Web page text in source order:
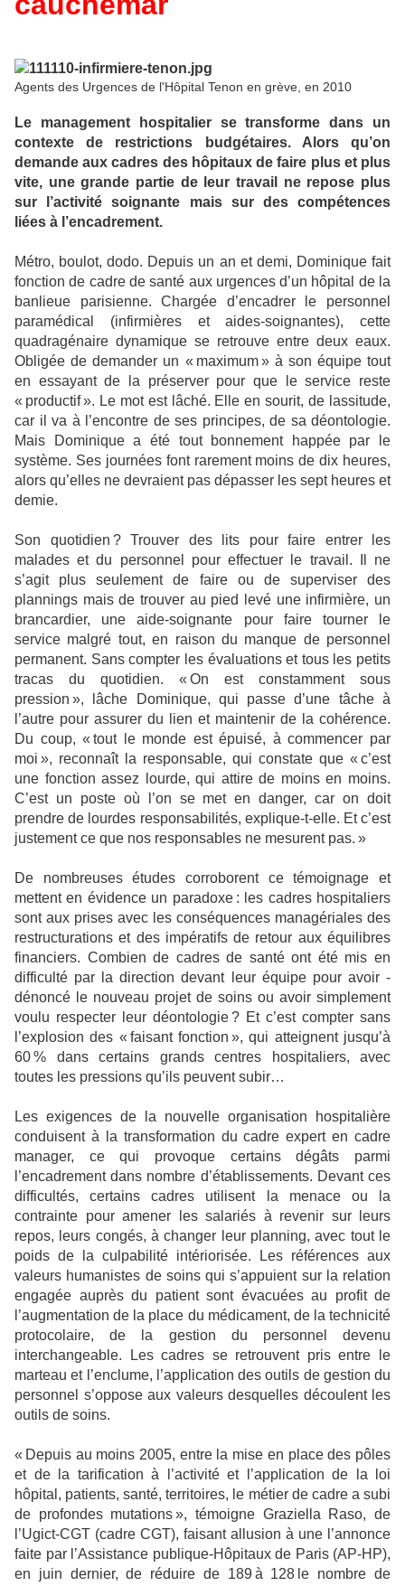
Agents des Urgences de l'Hôpital Tenon en grève, en 2010
Le management hospitalier se transforme dans un
contexte de restrictions budgétaires. Alors qu’on
demande aux cadres des hôpitaux de faire plus et plus
vite, une grande partie de leur travail ne repose plus
sur l’activité soignante mais sur des compétences
liées à l’encadrement.
Métro, boulot, dodo. Depuis un an et demi, Dominique fait
fonction de cadre de santé aux urgences d’un hôpital de la
banlieue parisienne. Chargée d’encadrer le personnel
paramédical (infirmières et aides-soignantes), cette
quadragénaire dynamique se retrouve entre deux eaux.
Obligée de demander un « maximum » à son équipe tout
en essayant de la préserver pour que le service reste
« productif ». Le mot est lâché. Elle en sourit, de lassitude,
car il va à l’encontre de ses principes, de sa déontologie.
Mais Dominique a été tout bonnement happée par le
système. Ses journées font rarement moins de dix heures,
alors qu’elles ne devraient pas dépasser les sept heures et
demie.
Son quotidien ? Trouver des lits pour faire entrer les
malades et du personnel pour effectuer le travail. Il ne
s’agit plus seulement de faire ou de superviser des
plannings mais de trouver au pied levé une infirmière, un
brancardier, une aide-soignante pour faire tourner le
service malgré tout, en raison du manque de personnel
permanent. Sans compter les évaluations et tous les petits
tracas du quotidien. « On est constamment sous
pression », lâche Dominique, qui passe d’une tâche à
l’autre pour assurer du lien et maintenir de la cohérence.
Du coup, « tout le monde est épuisé, à commencer par
moi », reconnaît la responsable, qui constate que « c’est
une fonction assez lourde, qui attire de moins en moins.
C’est un poste où l’on se met en danger, car on doit
prendre de lourdes responsabilités, explique-t-elle. Et c’est
justement ce que nos responsables ne mesurent pas. »
De nombreuses études corroborent ce témoignage et
mettent en évidence un paradoxe : les cadres hospitaliers
sont aux prises avec les conséquences managériales des
restructurations et des impératifs de retour aux équilibres
financiers. Combien de cadres de santé ont été mis en
diffi­culté par la direction ­devant leur équipe pour avoir ­
dénoncé le nouveau projet de soins ou avoir simplement
voulu respecter leur déontologie ? Et c’est compter sans
l’explosion des « faisant fonction », qui atteignent jusqu’à
60 % dans certains grands centres hospitaliers, avec
toutes les pressions qu’ils peuvent subir…
Les exigences de la nouvelle orga­nisation hospitalière
conduisent à la transformation du cadre expert en cadre
manager, ce qui provoque certains dégâts parmi
l’encadrement dans nombre d’établissements. ­Devant ces
difficultés, certains cadres utilisent la menace ou la
contrainte pour amener les salariés à revenir sur leurs
repos, leurs congés, à changer leur planning, avec tout le
poids de la culpabilité intériorisée. Les références aux
valeurs humanistes de soins qui s’appuient sur la relation
engagée auprès du patient sont évacuées au profit de
l’augmentation de la place du médicament, de la technicité
protocolaire, de la gestion du personnel devenu
interchangeable. Les cadres se retrouvent pris entre le
marteau et l’enclume, l’application des outils de gestion du
personnel s’oppose aux valeurs desquelles découlent les
outils de soins.
« Depuis au moins 2005, entre la mise en place des pôles
et de la tarification à l’activité et l’application de la loi
hôpital, patients, santé, territoires, le métier de cadre a subi
de profondes mutations », témoigne Graziella Raso, de
l’Ugict-CGT (cadre CGT), faisant allusion à une l’annonce
faite par l’Assistance publique-Hôpitaux de Paris (AP-HP),
en juin dernier, de réduire de 189 à 128 le nombre de